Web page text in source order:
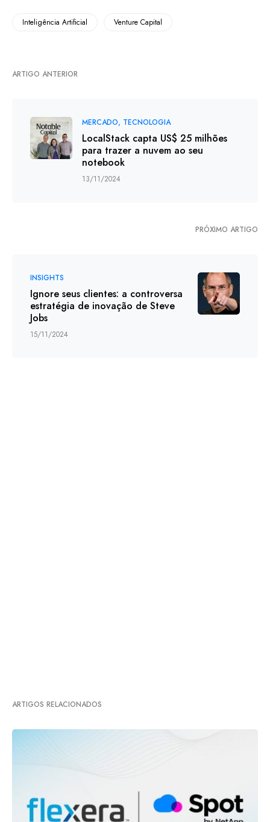
Inteligência Artificial Venture Capital
ARTIGO ANTERIOR
MERCADO TECNOLOGIA
LocalStack capta US$ 25 milhões
para trazer a nuvem ao seu
notebook
13/11/2024
PRÓXIMO ARTIGO
INSIGHTS
Ignore seus clientes: a controversa
estratégia de inovação de Steve
Jobs
15/11/2024
ARTIGOS RELACIONADOS